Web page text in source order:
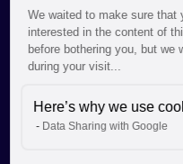
We waited to make sure that
interested in the content of
before bothering you, but
during your visit...
Here’s why we use
Data Sharing with Google